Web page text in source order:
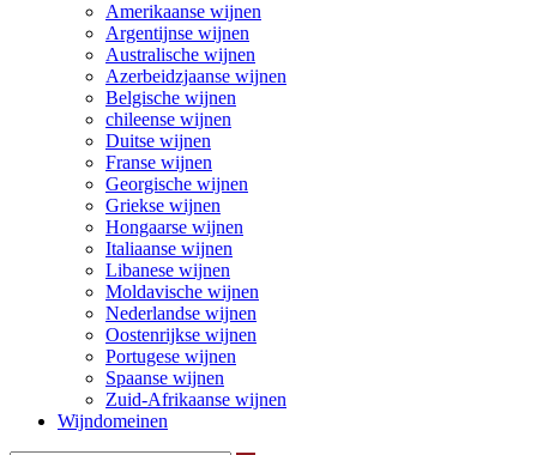
Amerikaanse wijnen
Argentijnse wijnen
Australische wijnen
Azerbeidzjaanse wijnen
Belgische wijnen
chileense wijnen
Duitse wijnen
Franse wijnen
Georgische wijnen
Griekse wijnen
Hongaarse wijnen
Italiaanse wijnen
Libanese wijnen
Moldavische wijnen
Nederlandse wijnen
Oostenrijkse wijnen
Portugese wijnen
Spaanse wijnen
Zuid-Afrikaanse wijnen
Wijndomeinen